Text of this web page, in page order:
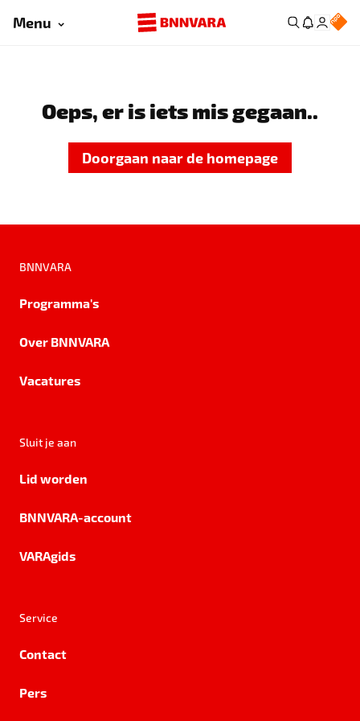
Menu
Oeps, er is iets mis gegaan..
Doorgaan naar de homepage
BNNVARA
Programma's
Over BNNVARA
Vacatures
Sluit je aan
Lid worden
BNNVARA-account
VARAgids
Service
Contact
Pers